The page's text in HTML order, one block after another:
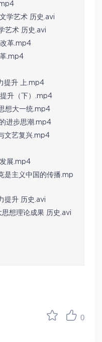
学艺术 历史.avi
艺术 历史.avi
革.mp4
.mp4
提升 上.mp4
升（下）.mp4
想大一统.mp4
进步思潮.mp4
文艺复兴.mp4
展.mp4
是主义中国的传播.mp
提升 历史.avi
想理论成果 历史.avi
0